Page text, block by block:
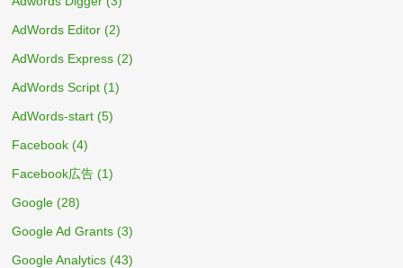
AdWords Editor (2)
AdWords Express (2)
AdWords Script (1)
AdWords-start (5)
Facebook (4)
Facebook広告 (1)
Google (28)
Google Ad Grants (3)
Google Analytics (43)